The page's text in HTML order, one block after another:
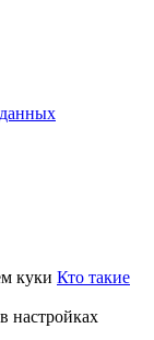
куки Кто такие
настройках